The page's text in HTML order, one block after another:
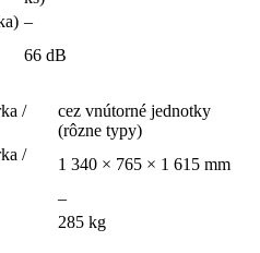
–
66 dB
/
cez vnútorné jednotky
(rôzne typy)
/
1 340 × 765 × 1 615 mm
–
285 kg